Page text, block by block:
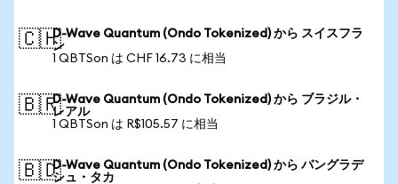
🇨🇭D-Wave Quantum (Ondo Tokenized) から スイスフラ
ン
1 QBTSon は CHF 16.73 に相当
🇧🇷D-Wave Quantum (Ondo Tokenized) から ブラジル・
レアル
1 QBTSon は R$105.57 に相当
🇧🇩D-Wave Quantum (Ondo Tokenized) から バングラデ
シュ・タカ